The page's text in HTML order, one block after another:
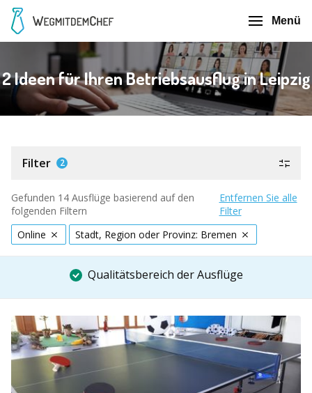
Menü
2 Ideen für Ihren Betriebsausflug in Leipzig
Filter 2
Gefunden 14 Ausflüge basierend auf den
folgenden Filtern
Entfernen Sie alle
Filter
Online
Stadt, Region oder Provinz: Bremen
Qualitätsbereich der Ausflüge